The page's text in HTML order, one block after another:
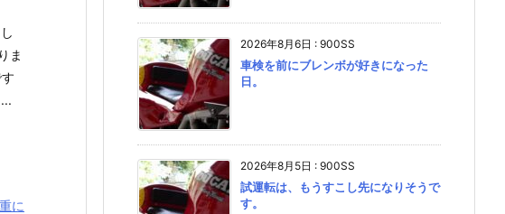
ま
に
2026年8月6日 : 900SS
車検を前にブレンボが好きになった
日。
2026年8月5日 : 900SS
試運転は、もうすこし先になりそうで
す。